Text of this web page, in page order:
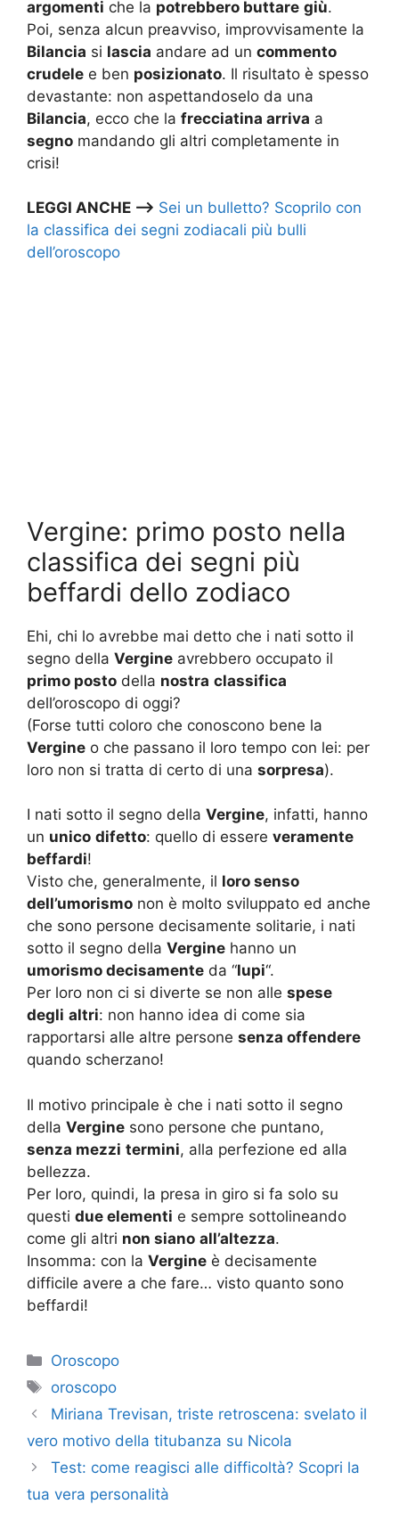
argomenti che la potrebbero buttare giù.
Poi, senza alcun preavviso, improvvisamente la
Bilancia si lascia andare ad un commento
crudele e ben posizionato. Il risultato è spesso
devastante: non aspettandoselo da una
Bilancia, ecco che la frecciatina arriva a
segno mandando gli altri completamente in
crisi!
LEGGI ANCHE –> Sei un bulletto? Scoprilo con
la classifica dei segni zodiacali più bulli
dell’oroscopo
Vergine: primo posto nella
classifica dei segni più
beffardi dello zodiaco
Ehi, chi lo avrebbe mai detto che i nati sotto il
segno della Vergine avrebbero occupato il
primo posto della nostra classifica
dell’oroscopo di oggi?
(Forse tutti coloro che conoscono bene la
Vergine o che passano il loro tempo con lei: per
loro non si tratta di certo di una sorpresa).
I nati sotto il segno della Vergine, infatti, hanno
un unico difetto: quello di essere veramente
beffardi!
Visto che, generalmente, il loro senso
dell’umorismo non è molto sviluppato ed anche
che sono persone decisamente solitarie, i nati
sotto il segno della Vergine hanno un
umorismo decisamente da “lupi“.
Per loro non ci si diverte se non alle spese
degli altri: non hanno idea di come sia
rapportarsi alle altre persone senza offendere
quando scherzano!
Il motivo principale è che i nati sotto il segno
della Vergine sono persone che puntano,
senza mezzi termini, alla perfezione ed alla
bellezza.
Per loro, quindi, la presa in giro si fa solo su
questi due elementi e sempre sottolineando
come gli altri non siano all’altezza.
Insomma: con la Vergine è decisamente
difficile avere a che fare… visto quanto sono
beffardi!
Categorie
Oroscopo
Tag
oroscopo
Miriana Trevisan, triste retroscena: svelato il
vero motivo della titubanza su Nicola
Test: come reagisci alle difficoltà? Scopri la
tua vera personalità